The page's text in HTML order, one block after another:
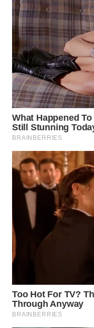
WN
BOGOR
WN
DEPOK
WN
TAPANULI
UTARA
WN
WN
PADANG
LAWAS
WN
SUMEDANG
WN
KEPULAUAN
SERIBU